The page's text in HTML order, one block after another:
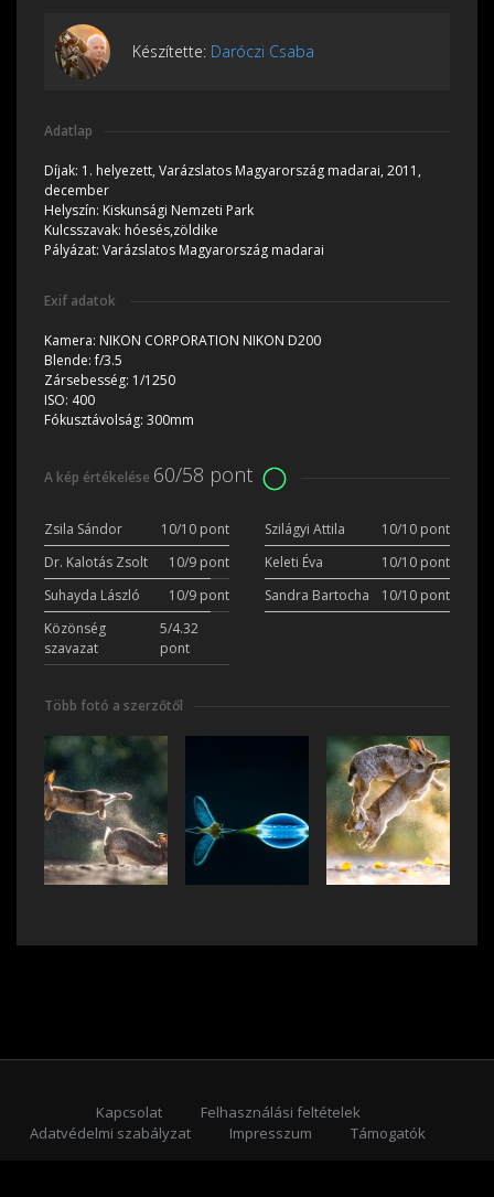
Készítette: Daróczi Csaba
Adatlap
Díjak: 1. helyezett, Varázslatos Magyarország madarai, 2011,
december
Helyszín: Kiskunsági Nemzeti Park
Kulcsszavak: hóesés,zöldike
Pályázat: Varázslatos Magyarország madarai
Exif adatok
Kamera: NIKON CORPORATION NIKON D200
Blende:f/3.5
Zársebesség: 1/1250
ISO: 400
Fókusztávolság: 300mm
A kép értékelése 60/58 pont
Zsila Sándor 10/10 pont Szilágyi Attila
10/10 pont
Dr. Kalotás Zsolt
10/9 pont Keleti Éva
10/10 pont
Suhayda László
10/9 pont Sandra Bartocha
10/10 pont
Közönség
szavazat
5/4.32
pont
Több fotó a szerzőtől
Kapcsolat
Felhasználási feltételek
Adatvédelmi szabályzat
Impresszum
Támogatók